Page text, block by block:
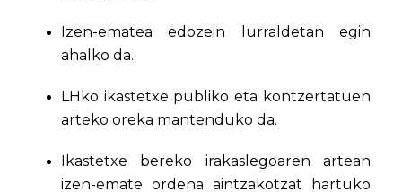
Izen-ematea edozein lurraldetan egin
ahalko da.
LHko ikastetxe publiko eta kontzertatuen
arteko oreka mantenduko da.
Ikastetxe bereko irakaslegoaren artean
izen-emate ordena aintzakotzat hartuko